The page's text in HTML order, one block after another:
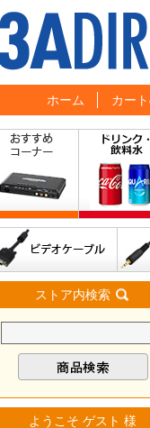
ホーム カー
ストア内検索
ようこそ ゲスト 様